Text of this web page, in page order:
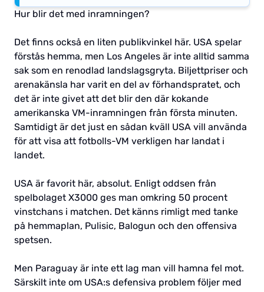
Hur blir det med inramningen?
Det finns också en liten publikvinkel här. USA spelar
förstås hemma, men Los Angeles är inte alltid samma
sak som en renodlad landslagsgryta. Biljettpriser och
arenakänsla har varit en del av förhandspratet, och
det är inte givet att det blir den där kokande
amerikanska VM-inramningen från första minuten.
Samtidigt är det just en sådan kväll USA vill använda
för att visa att fotbolls-VM verkligen har landat i
landet.
USA är favorit här, absolut. Enligt oddsen från
spelbolaget X3000 ges man omkring 50 procent
vinstchans i matchen. Det känns rimligt med tanke
på hemmaplan, Pulisic, Balogun och den offensiva
spetsen.
Men Paraguay är inte ett lag man vill hamna fel mot.
Särskilt inte om USA:s defensiva problem följer med